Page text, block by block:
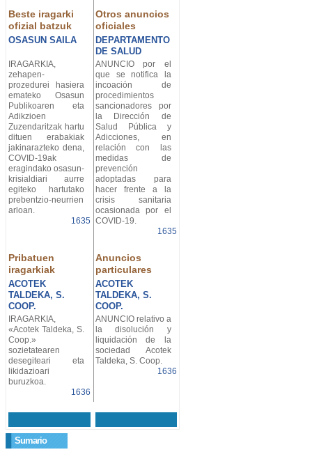
Beste iragarki
ofizial batzuk
OSASUN SAILA
Otros anuncios
oficiales
DEPARTAMENTO
DE SALUD
IRAGARKIA,
zehapen-
prozedurei hasiera
emateko Osasun
Publikoaren eta
Adikzioen
Zuzendaritzak hartu
dituen erabakiak
jakinarazteko dena,
COVID-19ak
eragindako osasun-
krisialdiari aurre
egiteko hartutako
prebentzio-neurrien
arloan.
1635
ANUNCIO por el
que se notifica la
incoación de
procedimientos
sancionadores por
la Dirección de
Salud Pública y
Adicciones, en
relación con las
medidas de
prevención
adoptadas para
hacer frente a la
crisis sanitaria
ocasionada por el
COVID-19.
1635
Pribatuen
iragarkiak
ACOTEK
TALDEKA, S.
COOP.
Anuncios
particulares
ACOTEK
TALDEKA, S.
COOP.
IRAGARKIA,
«Acotek Taldeka, S.
Coop.»
sozietatearen
desegiteari eta
likidazioari
buruzkoa.
1636
ANUNCIO relativo a
la disolución y
liquidación de la
sociedad Acotek
Taldeka, S. Coop.
1636
Sumario